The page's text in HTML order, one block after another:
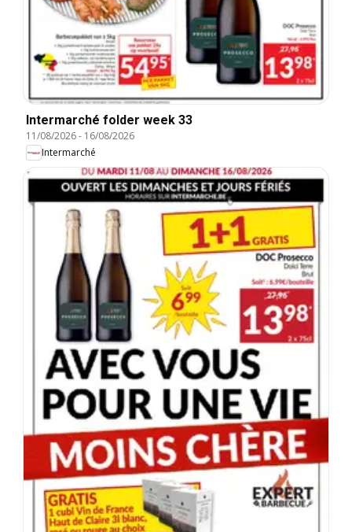
Intermarché folder week 33
11/08/2026- 16/08/2026
Intermarché